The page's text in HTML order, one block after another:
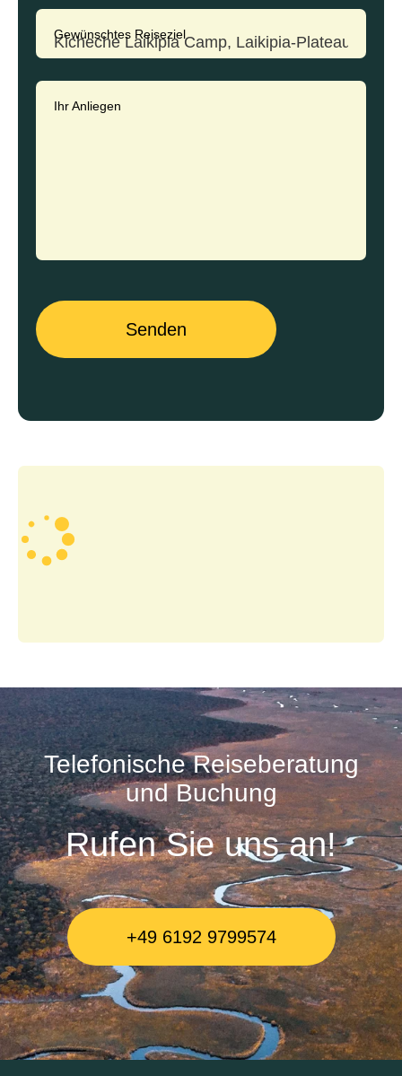
Gewünschtes Reiseziel
Ihr Anliegen
Senden
Telefonische Reiseberatung
und Buchung
Rufen Sie uns an!
+49 6192 9799574